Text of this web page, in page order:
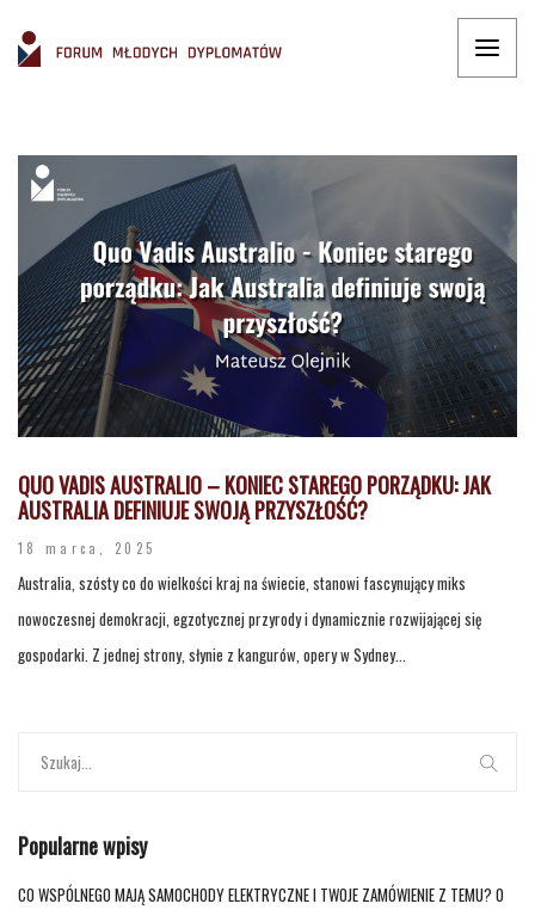
QUO VADIS AUSTRALIO – KONIEC STAREGO PORZĄDKU: JAK
AUSTRALIA DEFINIUJE SWOJĄ PRZYSZŁOŚĆ?
18 marca, 2025
Australia, szósty co do wielkości kraj na świecie, stanowi fascynujący miks
nowoczesnej demokracji, egzotycznej przyrody i dynamicznie rozwijającej się
gospodarki. Z jednej strony, słynie z kangurów, opery w Sydney...
Popularne wpisy
CO WSPÓLNEGO MAJĄ SAMOCHODY ELEKTRYCZNE I TWOJE ZAMÓWIENIE Z TEMU? O